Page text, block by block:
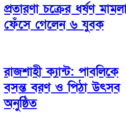
প্রতারণা চক্রের ধর্ষণ
ফেঁসে গেলেন ৬ যুবক
রাজশাহী ক্যান্ট: পাবলিকে
বসন্ত বরণ ও পিঠা উৎসব
অনুষ্ঠিত